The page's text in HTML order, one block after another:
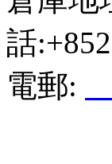
話
電郵: